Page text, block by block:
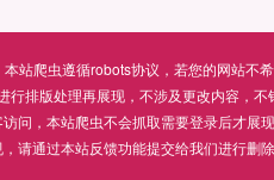
站爬虫遵循robots协议，若您的网站不
排版处理再展现，不涉及更改内容，不
问，本站爬虫不会抓取需要登录后才展
请通过本站反馈功能提交给我们进行删除